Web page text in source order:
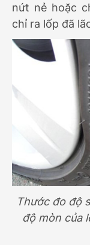
nứt nẻ hoặc
chỉ ra lốp đã
Thước đo độ
độ mòn của